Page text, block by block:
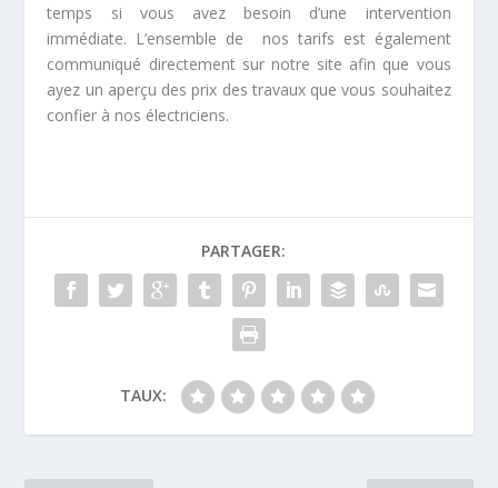
temps si vous avez besoin d’une intervention
immédiate. L’ensemble de nos tarifs est également
communiqué directement sur notre site afin que vous
ayez un aperçu des prix des travaux que vous souhaitez
confier à nos électriciens.
PARTAGER:
TAUX: